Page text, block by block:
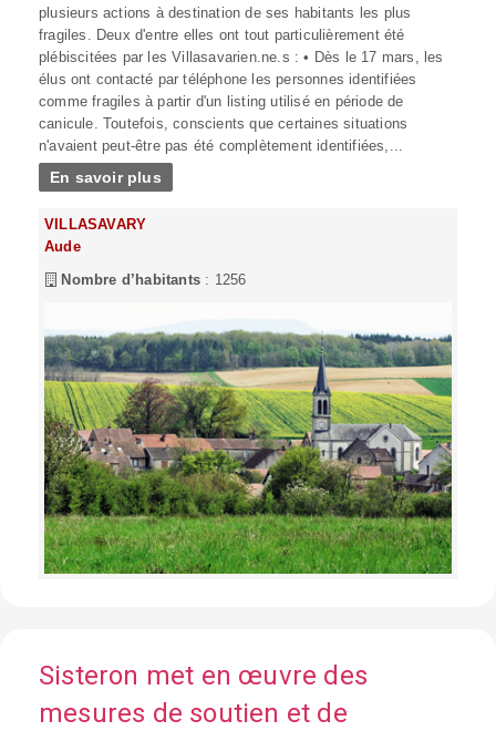
plusieurs actions à destination de ses habitants les plus
fragiles. Deux d'entre elles ont tout particulièrement été
plébiscitées par les Villasavarien.ne.s : • Dès le 17 mars, les
élus ont contacté par téléphone les personnes identifiées
comme fragiles à partir d'un listing utilisé en période de
canicule. Toutefois, conscients que certaines situations
n'avaient peut-être pas été complètement identifiées,...
En savoir plus
VILLASAVARY
Aude
Nombre d’habitants : 1256
Sisteron met en œuvre des
mesures de soutien et de